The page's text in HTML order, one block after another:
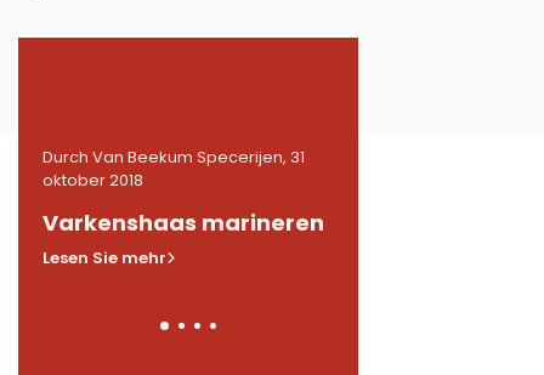
Durch Van Beekum Specerijen, 31
oktober 2018
Varkenshaas marineren
Lesen Sie mehr